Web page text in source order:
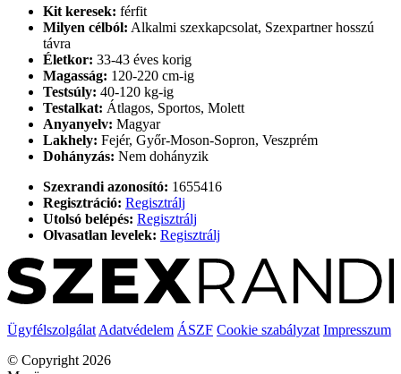
Kit keresek: férfit
Milyen célból: Alkalmi szexkapcsolat, Szexpartner hosszú
távra
Életkor: 33-43 éves korig
Magasság: 120-220 cm-ig
Testsúly: 40-120 kg-ig
Testalkat: Átlagos, Sportos, Molett
Anyanyelv: Magyar
Lakhely: Fejér, Győr-Moson-Sopron, Veszprém
Dohányzás: Nem dohányzik
Szexrandi azonosító: 1655416
Regisztráció: Regisztrálj
Utolsó belépés: Regisztrálj
Olvasatlan levelek: Regisztrálj
Ügyfélszolgálat Adatvédelem ÁSZF Cookie szabályzat Impresszum
© Copyright 2026